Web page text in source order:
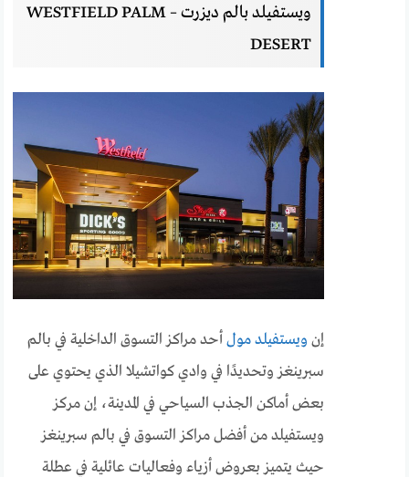
ويستفيلد بالم ديزرت – WESTFIELD PALM
DESERT
إن ويستفيلد مولأحد مراكز التسوق الداخلية في بالم
سبرينغز وتحديدًا في وادي كواتشيلا الذي يحتوي على
بعض أماكن الجذب السياحي في المدينة، إن مركز
ويستفيلد من أفضل مراكز التسوق في بالم سبرينغز
حيث يتميز بعروض أزياء وفعاليات عائلية في عطلة